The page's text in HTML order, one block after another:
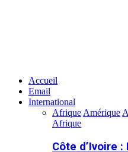
Accueil
Email
International
Afrique Amérique
Afrique
Côte d’Ivoire